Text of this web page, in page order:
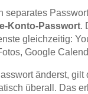
separates
Konto-Passwort.
gleichzeitig:
Google
änderst, gilt
überall. Das